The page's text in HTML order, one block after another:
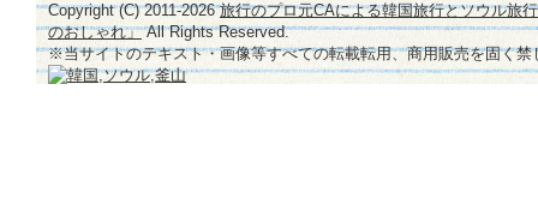
Copyright (C) 2011-2026旅行のプロ元CAによる韓国旅行とソウル旅
のおしゃれ」All Rights Reserved.
※当サイトのテキスト・画像等すべての転載転用、商用販売を固く禁